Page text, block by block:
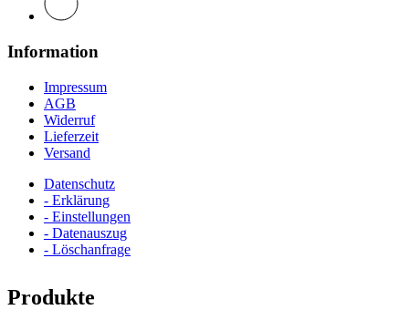
Information
Impressum
AGB
Widerruf
Lieferzeit
Versand
Datenschutz
- Erklärung
- Einstellungen
- Datenauszug
- Löschanfrage
Produkte